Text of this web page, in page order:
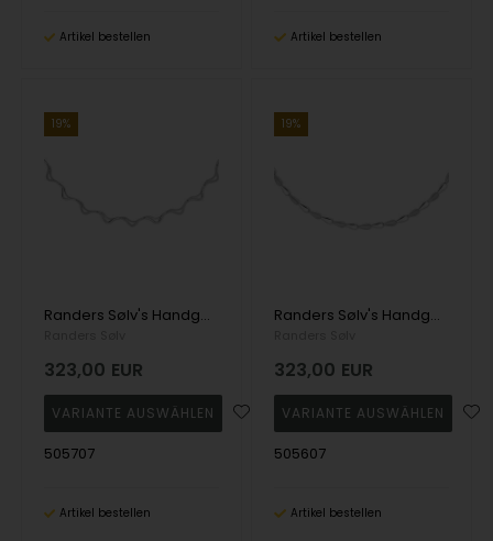
Artikel bestellen Artikel bestellen
19%
Randers Sølv's Handgefertigte Halskette aus Silber mit abstrakten dreieckigen Gliedern - 9,0 mm
323,00 EUR
505707
Artikel bestellen
19%
Randers Sølv's Handgefertigte Halskette aus Silber mit schmalen, tropfenförmigen Gliedern - 5,5 mm
323,00 EUR
505607
Artikel bestellen